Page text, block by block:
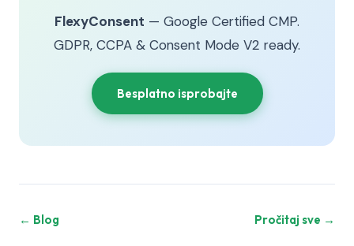
FlexyConsent — Google Certified CMP.
GDPR, CCPA & Consent Mode V2 ready.
Besplatno isprobajte
← Blog Pročitaj sve →